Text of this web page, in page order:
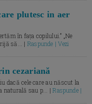
plutesc in aer
în fața copilului.” „Ne
să... | Raspunde | Vezi
cezariană
dacă cele care au născut la
naturală sau p... |Raspunde |